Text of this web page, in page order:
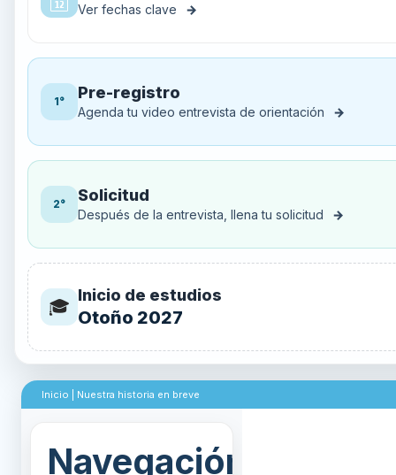
Ver fechas clave →
1° Pre-registro
Agenda tu video entrevista de orientación →
2° Solicitud
Después de la entrevista, llena tu solicitud →
🎓
Inicio de estudios
Otoño 2027
Inicio Nuestra historia en breve